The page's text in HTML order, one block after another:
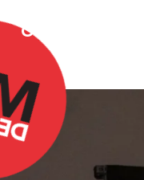
Over Omdenken